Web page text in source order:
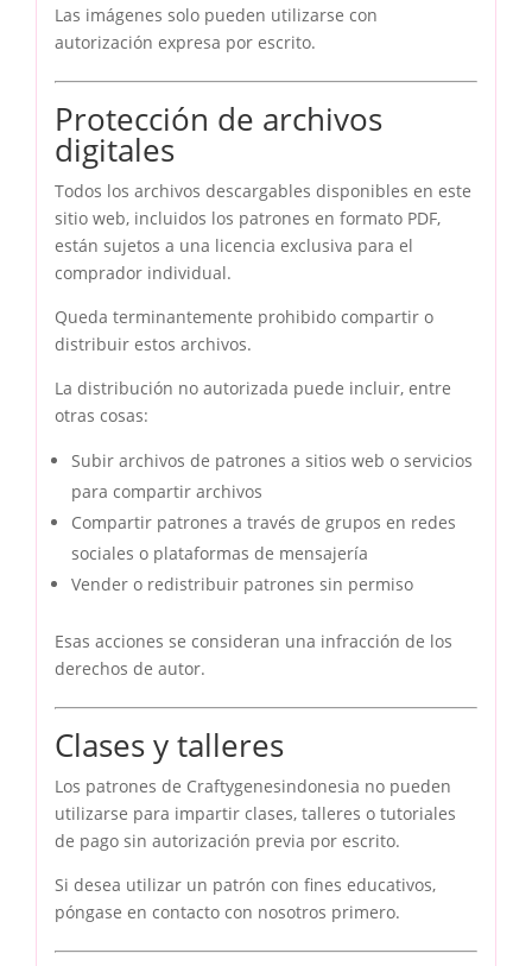
Las imágenes solo pueden utilizarse con
autorización expresa por escrito.
Protección de archivos
digitales
Todos los archivos descargables disponibles en este
sitio web, incluidos los patrones en formato PDF,
están sujetos a una licencia exclusiva para el
comprador individual.
Queda terminantemente prohibido compartir o
distribuir estos archivos.
La distribución no autorizada puede incluir, entre
otras cosas:
Subir archivos de patrones a sitios web o servicios
para compartir archivos
Compartir patrones a través de grupos en redes
sociales o plataformas de mensajería
Vender o redistribuir patrones sin permiso
Esas acciones se consideran una infracción de los
derechos de autor.
Clases y talleres
Los patrones de Craftygenesindonesia no pueden
utilizarse para impartir clases, talleres o tutoriales
de pago sin autorización previa por escrito.
Si desea utilizar un patrón con fines educativos,
póngase en contacto con nosotros primero.